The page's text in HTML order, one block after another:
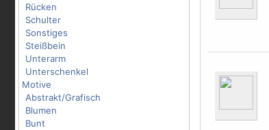
Rücken
Schulter
Sonstiges
Steißbein
Unterarm
Unterschenkel
Motive
Abstrakt/Grafisch
Blumen
Bunt